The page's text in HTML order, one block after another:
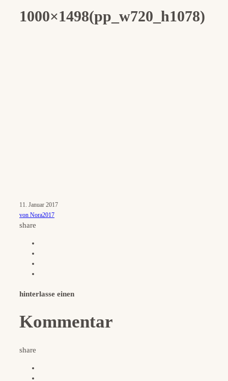
1000×1498(pp_w720_h1078)
11. Januar 2017
von Nora2017
share
hinterlasse einen
Kommentar
share